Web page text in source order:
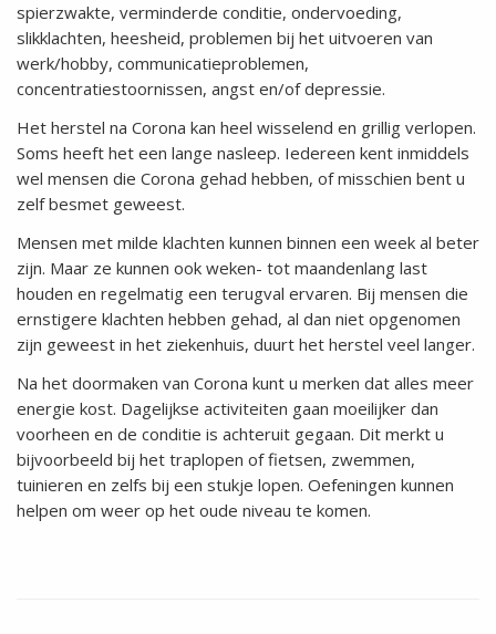
spierzwakte, verminderde conditie, ondervoeding,
slikklachten, heesheid, problemen bij het uitvoeren van
werk/hobby, communicatieproblemen,
concentratiestoornissen, angst en/of depressie.
Het herstel na Corona kan heel wisselend en grillig verlopen.
Soms heeft het een lange nasleep. Iedereen kent inmiddels
wel mensen die Corona gehad hebben, of misschien bent u
zelf besmet geweest.
Mensen met milde klachten kunnen binnen een week al beter
zijn. Maar ze kunnen ook weken- tot maandenlang last
houden en regelmatig een terugval ervaren. Bij mensen die
ernstigere klachten hebben gehad, al dan niet opgenomen
zijn geweest in het ziekenhuis, duurt het herstel veel langer.
Na het doormaken van Corona kunt u merken dat alles meer
energie kost. Dagelijkse activiteiten gaan moeilijker dan
voorheen en de conditie is achteruit gegaan. Dit merkt u
bijvoorbeeld bij het traplopen of fietsen, zwemmen,
tuinieren en zelfs bij een stukje lopen. Oefeningen kunnen
helpen om weer op het oude niveau te komen.